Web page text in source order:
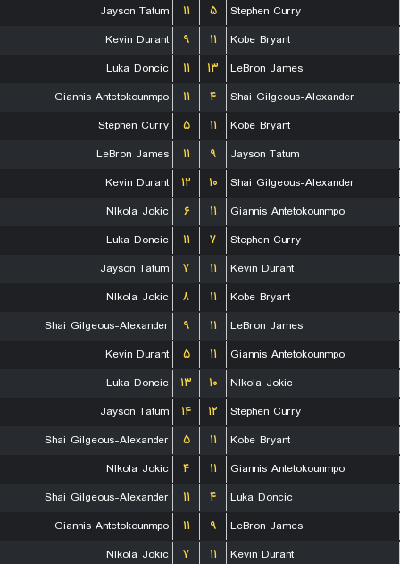
Jayson Tatum
۱۱ ۵
Stephen Curry
Kevin Durant
۹ ۱۱
Kobe Bryant
Luka Doncic
۱۱ ۱۳
LeBron James
Giannis Antetokounmpo
۱۱ ۴
Shai Gilgeous-Alexander
Stephen Curry
۵ ۱۱
Kobe Bryant
LeBron James
۱۱ ۹
Jayson Tatum
Kevin Durant
۱۲ ۱۰
Shai Gilgeous-Alexander
NIkola Jokic
۶ ۱۱
Giannis Antetokounmpo
Luka Doncic
۱۱ ۷
Stephen Curry
Jayson Tatum
۷ ۱۱
Kevin Durant
NIkola Jokic
۸ ۱۱
Kobe Bryant
Shai Gilgeous-Alexander
۹ ۱۱
LeBron James
Kevin Durant
۵ ۱۱
Giannis Antetokounmpo
Luka Doncic
۱۳ ۱۰
NIkola Jokic
Jayson Tatum
۱۴ ۱۲
Stephen Curry
Shai Gilgeous-Alexander
۵ ۱۱
Kobe Bryant
NIkola Jokic
۴ ۱۱
Giannis Antetokounmpo
Shai Gilgeous-Alexander
۱۱ ۴
Luka Doncic
Giannis Antetokounmpo
۱۱ ۹
LeBron James
NIkola Jokic
۷ ۱۱
Kevin Durant